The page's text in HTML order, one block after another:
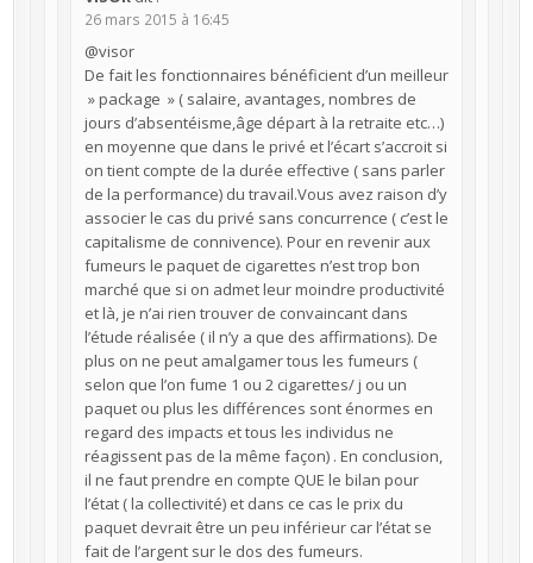
26 mars 2015 à 16:45
@visor
De fait les fonctionnaires bénéficient d’un meilleur
» package » ( salaire, avantages, nombres de
jours d’absentéisme,âge départ à la retraite etc…)
en moyenne que dans le privé et l’écart s’accroit si
on tient compte de la durée effective ( sans parler
de la performance) du travail.Vous avez raison d’y
associer le cas du privé sans concurrence ( c’est le
capitalisme de connivence). Pour en revenir aux
fumeurs le paquet de cigarettes n’est trop bon
marché que si on admet leur moindre productivité
et là, je n’ai rien trouver de convaincant dans
l’étude réalisée ( il n’y a que des affirmations). De
plus on ne peut amalgamer tous les fumeurs (
selon que l’on fume 1 ou 2 cigarettes/ j ou un
paquet ou plus les différences sont énormes en
regard des impacts et tous les individus ne
réagissent pas de la même façon) . En conclusion,
il ne faut prendre en compte QUE le bilan pour
l’état ( la collectivité) et dans ce cas le prix du
paquet devrait être un peu inférieur car l’état se
fait de l’argent sur le dos des fumeurs.